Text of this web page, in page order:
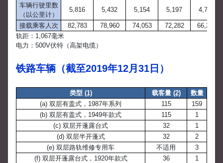
车辆行驶里数
（以公里计）
5,816 5,432 5,154 5,197 4,739
接载乘客人次 82,783 78,960 74,053 72,282
66,251
轨距：1,067毫米
电力：500V伏特（高架电缆）
铁路车辆（截至2019年12月31日）
类型 (1) 载客量 (2)
数量
(a) 双层有盖式，1987年系列
115
159
(b) 双层有盖式，1949年款式
115
1
(c) 双层开蓬露台式
32
1
(d) 双层半开蓬式
32
2
(e) 双层路轨维修专用车
不适用
3
(f) 双层开蓬露台式，1920年款式
36
1